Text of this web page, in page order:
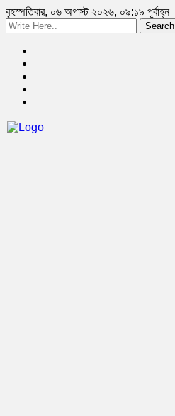
বৃহস্পতিবার, ০৬ অগাস্ট ২০২৬, ০৯:১৯ পূর্বাহ্ন
Search